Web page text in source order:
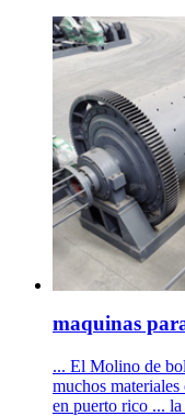
maquinas
... El Molino de
muchos
en puerto rico ...